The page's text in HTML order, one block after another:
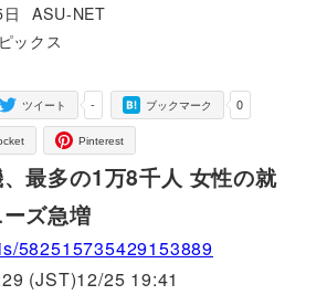
著
者
ASU-NET
ックス
-
ツイート 0
ブックマーク
Pinterest
最多の1万8千人 女性の就
ズ急増
582515735429153889
(JST)12/25 19:41